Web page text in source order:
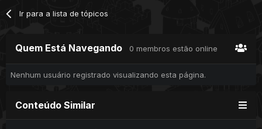
Ir para a lista de tópicos
Quem Está Navegando 0 membros estão online
Nenhum usuário registrado visualizando esta página.
Conteúdo Similar